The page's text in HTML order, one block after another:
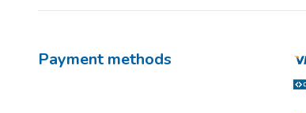
Payment methods